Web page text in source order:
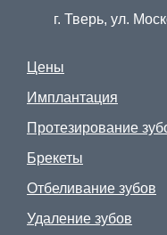
г. Тверь, ул.
Цены
Имплантация
Протезирование
Брекеты
Отбеливание зубов
Удаление зубов